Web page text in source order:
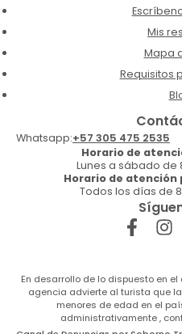
Mis
Mapa
Requisitos
Whatsapp:+57 305 475 2535
Horario de
Lunes a sábado de
Horario de atención
Todos los días de
En desarrollo de lo dispuesto en el
agencia advierte al turista que
menores de edad en el
administrativamente ,